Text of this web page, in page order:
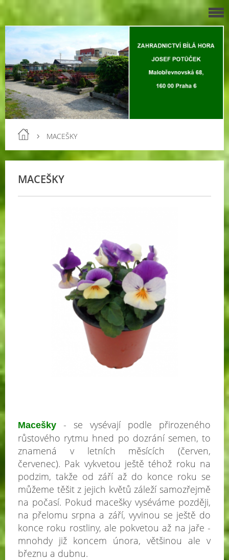
MACEŠKY
MACEŠKY
Macešky - se vysévají podle přirozeného
růstového rytmu hned po dozrání semen, to
znamená v letních měsících (červen,
červenec). Pak vykvetou ještě téhož roku na
podzim, takže od září až do konce roku se
můžeme těšit z jejich květů záleží samozřejmě
na počasí. Pokud macešky vyséváme později,
na přelomu srpna a září, vyvinou se ještě do
konce roku rostliny, ale pokvetou až na jaře -
mnohdy již koncem února, většinou ale v
březnu a dubnu.